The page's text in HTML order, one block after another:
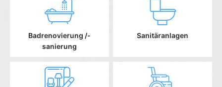
Badrenovierung /-
sanierung
Sanitäranlagen